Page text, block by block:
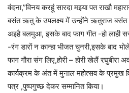
वंदना,”विनय करहूं सारदा मइया पत राखौ
बसंत ऋतु के उपलक्ष्य में उन्होंने ऋतुराज
अइहै बलमुआ, इसके बाद फाग गीत -हो लाही
-रंग डारों न कान्हा भीजत चुनरी,इसके बाद
फाग गौरा संग लिए,होरी – होरी खेलैं रघुबीरा
कार्यक्रम के अंत में मुनाल महोत्सव के प्रमुख
पत्र ,पुष्पगुच्छ देकर सम्मानित किया।